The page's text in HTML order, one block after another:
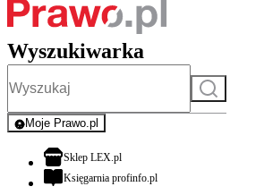
Wyszukiwarka
Szukaj
Moje Prawo.pl
- rejestracja i logowanie do serwisu
Sklep LEX.plotwiera się w nowej karcie
Księgarnia profinfo.plotwiera się w nowej karcie